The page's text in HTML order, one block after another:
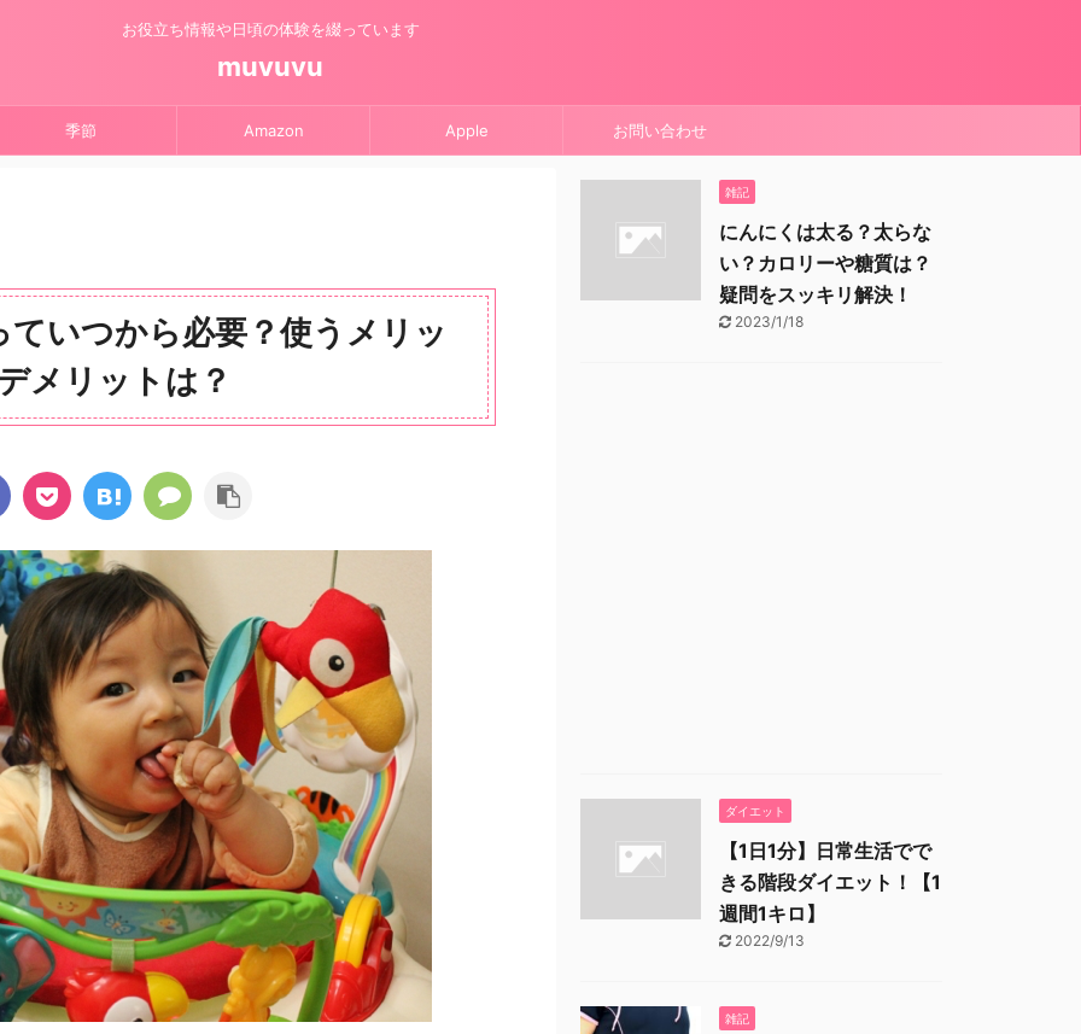
お役立ち情報や日頃の体験を綴っています
muvuvu
季節 Amazon Apple お問い合わせ
いつから必要？使うメリッ
メリットは？
雑記
にんにくは太る？太らな
い？カロリーや糖質は？
疑問をスッキリ解決！
2023/1/18
ダイエット
【1日1分】日常生活でで
きる階段ダイエット！【1
週間1キロ】
2022/9/13
雑記